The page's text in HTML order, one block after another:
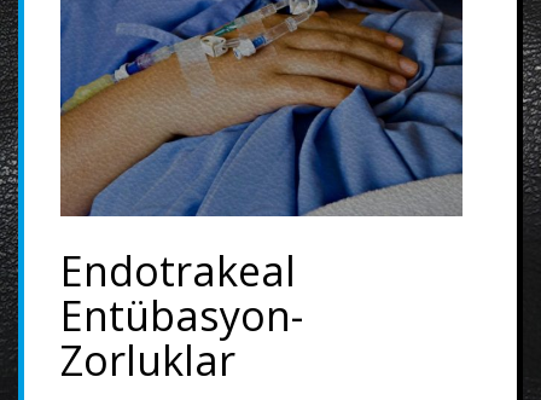
Endotrakeal
Entübasyon-
Zorluklar